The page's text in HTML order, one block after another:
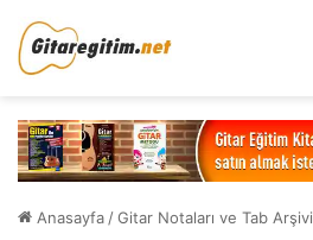
Anasayfa /Gitar Notaları ve Tab Arşivi